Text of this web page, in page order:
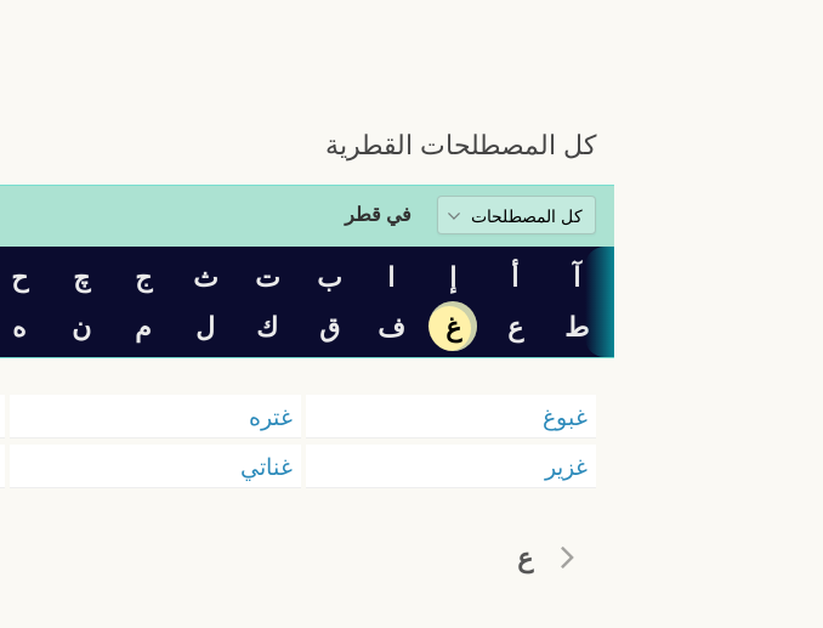
كل المصطلحات القطرية
في قطر
آ أ إ ا ب ت ث ج چ ح
ط
ع غ ف ق ك ل م ن ه
غبوغ غتره
غزير
غناتي
ع